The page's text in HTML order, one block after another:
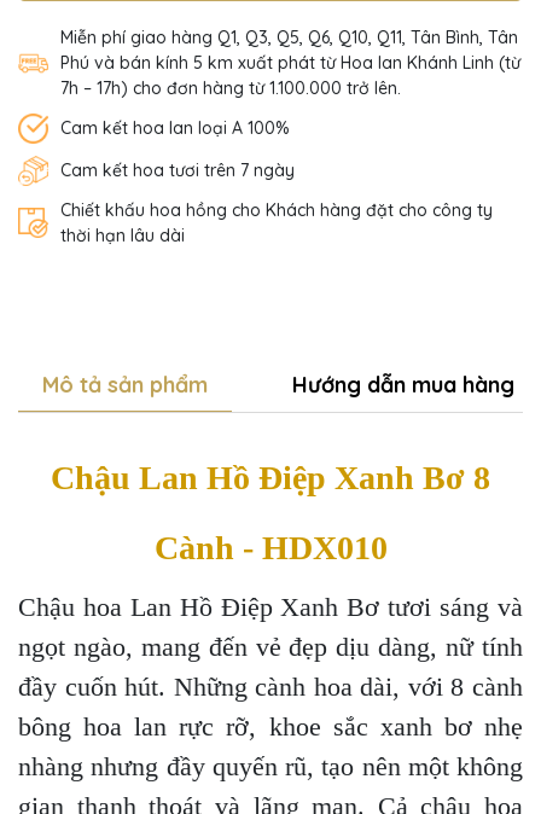
Miễn phí giao hàng Q1, Q3, Q5, Q6, Q10, Q11, Tân Bình, Tân
Phú và bán kính 5 km xuất phát từ Hoa lan Khánh Linh (từ
7h – 17h) cho đơn hàng từ 1.100.000 trở lên.
Cam kết hoa lan loại A 100%
Cam kết hoa tươi trên 7 ngày
Chiết khấu hoa hồng cho Khách hàng đặt cho công ty
thời hạn lâu dài
Mô tả sản phẩm Hướng dẫn mua hàng
Chậu Lan Hồ Điệp Xanh Bơ 8
Cành - HDX010
Chậu hoa Lan Hồ Điệp Xanh Bơ tươi sáng và
ngọt ngào, mang đến vẻ đẹp dịu dàng, nữ tính
đầy cuốn hút. Những cành hoa dài, với 8 cành
bông hoa lan rực rỡ, khoe sắc xanh bơ nhẹ
nhàng nhưng đầy quyến rũ, tạo nên một không
gian thanh thoát và lãng mạn. Cả chậu hoa